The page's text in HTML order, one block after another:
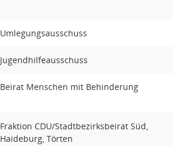
Umlegungsausschuss
Jugendhilfeausschuss
Beirat Menschen mit Behinderung
Fraktion CDU/Stadtbezirksbeirat Süd,
Haideburg, Törten